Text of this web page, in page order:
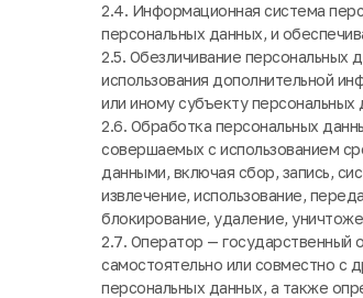
2.4. Информационная система
персональных данных, и
2.5. Обезличивание персональных
использования дополнительной
или иному субъекту персональных
2.6. Обработка персональных
совершаемых с использованием
данными, включая сбор, запись,
извлечение, использование,
блокирование, удаление,
2.7. Оператор — государственный
самостоятельно или совместно с
персональных данных, а также